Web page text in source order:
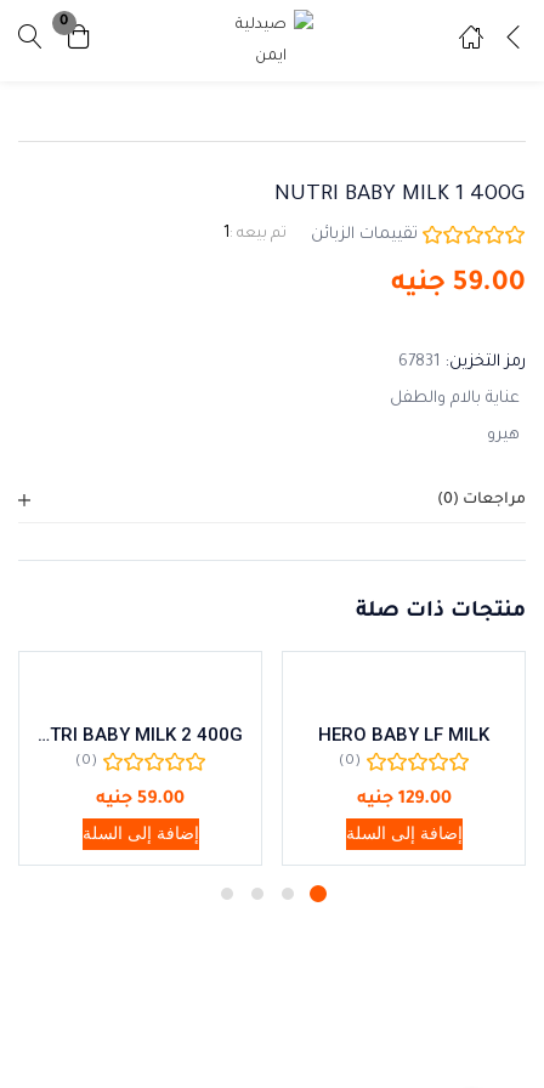
0
تسجيل
ادخل اسم المستخدم وكلمة المرور للدخول.
NUTRI BABY MILK 1 400G
تقييمات الزبائن تم بيعه :1
59.00 جنيه
رمز التخزين: 67831
عناية بالام والطفل
هيرو
مراجعات (0)
منتجات ذات صلة
HERO BABY LF MILK
(0)
129.00 جنيه
إضافة إلى السلة
NUTRI BABY MILK 2 400G
(0)
59.00 جنيه
إضافة إلى السلة